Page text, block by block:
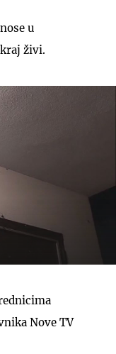
u
živi.
Nove TV